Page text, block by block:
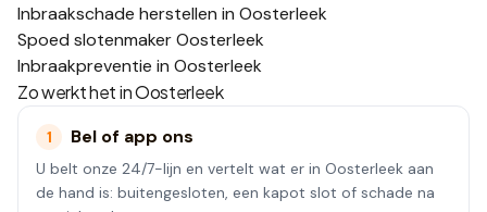
Inbraakschade herstellen in Oosterleek
Spoed slotenmaker Oosterleek
Inbraakpreventie in Oosterleek
Zo werkt het inOosterleek
1 Bel of app ons
U belt onze 24/7-lijn en vertelt wat er in Oosterleek aan
de hand is: buitengesloten, een kapot slot of schade na